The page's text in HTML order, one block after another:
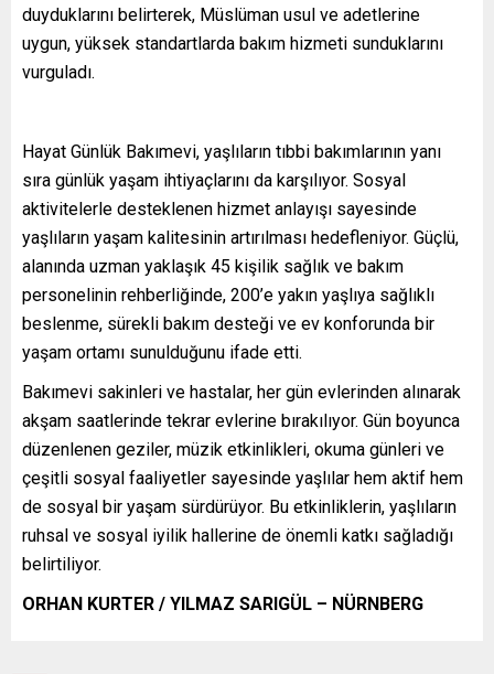
duyduklarını belirterek, Müslüman usul ve adetlerine
uygun, yüksek standartlarda bakım hizmeti sunduklarını
vurguladı.
Hayat Günlük Bakımevi, yaşlıların tıbbi bakımlarının yanı
sıra günlük yaşam ihtiyaçlarını da karşılıyor. Sosyal
aktivitelerle desteklenen hizmet anlayışı sayesinde
yaşlıların yaşam kalitesinin artırılması hedefleniyor. Güçlü,
alanında uzman yaklaşık 45 kişilik sağlık ve bakım
personelinin rehberliğinde, 200’e yakın yaşlıya sağlıklı
beslenme, sürekli bakım desteği ve ev konforunda bir
yaşam ortamı sunulduğunu ifade etti.
Bakımevi sakinleri ve hastalar, her gün evlerinden alınarak
akşam saatlerinde tekrar evlerine bırakılıyor. Gün boyunca
düzenlenen geziler, müzik etkinlikleri, okuma günleri ve
çeşitli sosyal faaliyetler sayesinde yaşlılar hem aktif hem
de sosyal bir yaşam sürdürüyor. Bu etkinliklerin, yaşlıların
ruhsal ve sosyal iyilik hallerine de önemli katkı sağladığı
belirtiliyor.
ORHAN KURTER / YILMAZ SARIGÜL – NÜRNBERG